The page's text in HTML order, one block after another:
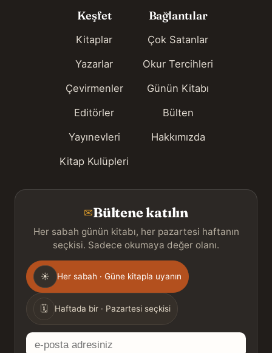
Keşfet
Kitaplar
Yazarlar
Çevirmenler
Editörler
Yayınevleri
Kitap Kulüpleri
Bağlantılar
Çok Satanlar
Okur Tercihleri
Günün Kitabı
Bülten
Hakkımızda
✉Bültene katılın
Her sabah günün kitabı, her pazartesi haftanın
seçkisi. Sadece okumaya değer olanı.
Gönderim
sıklığı
☀ Her sabah · Güne kitapla uyanın
🗓 Haftada bir · Pazartesi seçkisi
E-